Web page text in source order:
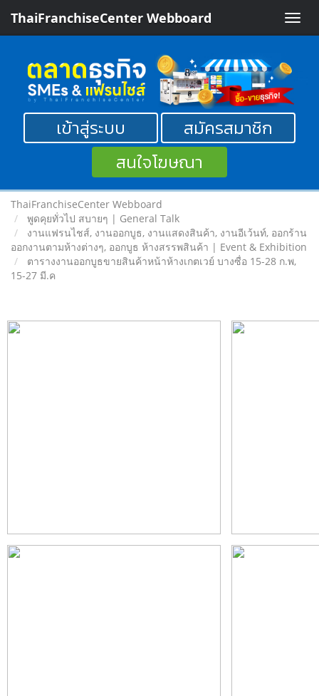
Toggle
ThaiFranchiseCenter Webboard
เข้าสู่ระบบ
สมัครสมาชิก
สนใจโฆษณา
ThaiFranchiseCenter Webboard
พูดคุยทั่วไป สบายๆ | General Talk
งานแฟรนไชส์, งานออกบูธ, งานแสดงสินค้า, งานอีเว้นท์, ออกร้าน
ออกงานตามห้างต่างๆ, ออกบูธ ห้างสรรพสินค้า | Event & Exhibition
ตารางงานออกบูธขายสินค้าหน้าห้างเกตเวย์ บางซื่อ 15-28 ก.พ,
15-27 มี.ค